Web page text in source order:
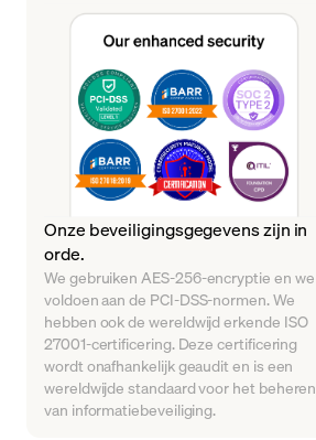
Onze beveiligingsgegevens zijn in
orde.
We gebruiken AES-256-encryptie en we
voldoen aan de PCI-DSS-normen. We
hebben ook de wereldwijd erkende ISO
27001-certificering. Deze certificering
wordt onafhankelijk geaudit en is een
wereldwijde standaard voor het beheren
van informatiebeveiliging.